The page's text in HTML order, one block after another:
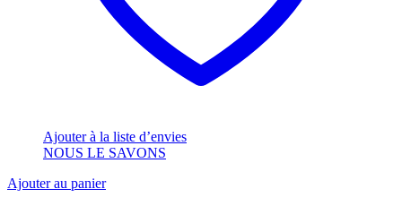
Ajouter à la liste d’envies
NOUS LE SAVONS
Ajouter au panier